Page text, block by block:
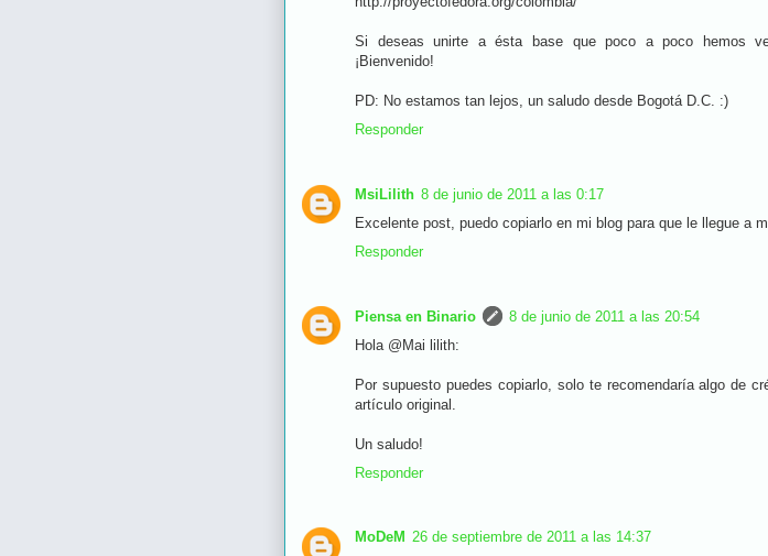
Si deseas unirte a ésta base que poco a poco hemos
¡Bienvenido!
PD: No estamos tan lejos, un saludo desde Bogotá D.C. :)
Responder
MsiLilith 8 de junio de 2011 a las 0:17
Excelente post, puedo copiarlo en mi blog para que le llegue a
Responder
Piensa en Binario
8 de junio de 2011 a las 20:54
Hola @Mai lilith:
Por supuesto puedes copiarlo, solo te recomendaría algo de
artículo original.
Un saludo!
Responder
MoDeM 26 de septiembre de 2011 a las 14:37